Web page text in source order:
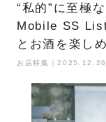
“私的”に至極
Mobile SS
とお酒を楽し
お店特集｜